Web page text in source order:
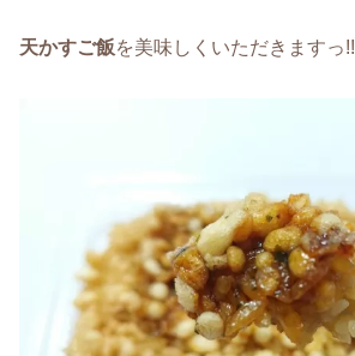
天かすご飯を美味しくいただきますっ!!